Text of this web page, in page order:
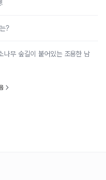
?
무 숲길이 붙어있는 조용한 남